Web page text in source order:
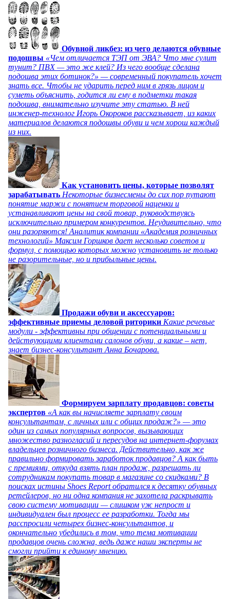
Обувной ликбез: из чего делаются обувные
подошвы «Чем отличается ТЭП от ЭВА? Что мне сулит
тунит? ПВХ — это же клей? Из чего вообще сделана
подошва этих ботинок?» — современный покупатель хочет
знать все. Чтобы не ударить перед ним в грязь лицом и
суметь объяснить, годится ли ему в подметки такая
подошва, внимательно изучите эту статью. В ней
инженер-технолог Игорь Окороков рассказывает, из каких
материалов делаются подошвы обуви и чем хорош каждый
из них.
Как установить цены, которые позволят
зарабатывать Некоторые бизнесмены до сих пор путают
понятие маржи с понятием торговой наценки и
устанавливают цены на свой товар, руководствуясь
исключительно примером конкурентов. Неудивительно, что
они разоряются! Аналитик компании «Академия розничных
технологий» Максим Горшков дает несколько советов и
формул, с помощью которых можно установить не только
не разорительные, но и прибыльные цены.
Продажи обуви и аксессуаров:
эффективные приемы деловой риторики Какие речевые
модули - эффективны при общении с потенциальными и
действующими клиентами салонов обуви, а какие – нет,
знает бизнес-консультант Анна Бочарова.
Формируем зарплату продавцов: советы
экспертов «А как вы начисляете зарплату своим
консультантам, с личных или с общих продаж?» — это
один из самых популярных вопросов, вызывающих
множество разногласий и пересудов на интернет-форумах
владельцев розничного бизнеса. Действительно, как же
правильно формировать заработок продавцов? А как быть
с премиями, откуда взять план продаж, разрешать ли
сотрудникам покупать товар в магазине со скидками? В
поисках истины Shoes Report обратился к десятку обувных
ретейлеров, но ни одна компания не захотела раскрывать
свою систему мотивации — слишком уж непрост и
индивидуален был процесс ее разработки. Тогда мы
расспросили четырех бизнес-консультантов, и
окончательно убедились в том, что тема мотивации
продавцов очень сложна, ведь даже наши эксперты не
смогли прийти к единому мнению.